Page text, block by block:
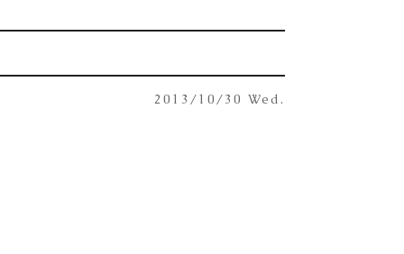
2013/10/30 Wed.